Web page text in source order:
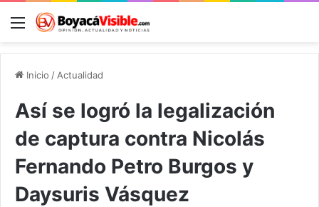
Menú
Inicio / Actualidad
Así se logró la legalización
de captura contra Nicolás
Fernando Petro Burgos y
Daysuris Vásquez